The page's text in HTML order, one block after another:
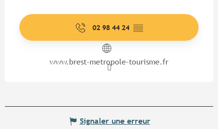
02 98 44 24 ▒▒
www.brest-metropole-tourisme.fr
Signaler une erreur